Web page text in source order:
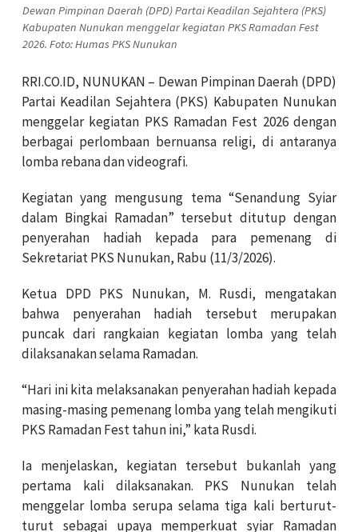
Dewan Pimpinan Daerah (DPD) Partai Keadilan Sejahtera (PKS)
Kabupaten Nunukan menggelar kegiatan PKS Ramadan Fest
2026. Foto: Humas PKS Nunukan
RRI.CO.ID, NUNUKAN – Dewan Pimpinan Daerah (DPD)
Partai Keadilan Sejahtera (PKS) Kabupaten Nunukan
menggelar kegiatan PKS Ramadan Fest 2026 dengan
berbagai perlombaan bernuansa religi, di antaranya
lomba rebana dan videografi.
Kegiatan yang mengusung tema “Senandung Syiar
dalam Bingkai Ramadan” tersebut ditutup dengan
penyerahan hadiah kepada para pemenang di
Sekretariat PKS Nunukan, Rabu (11/3/2026).
Ketua DPD PKS Nunukan, M. Rusdi, mengatakan
bahwa penyerahan hadiah tersebut merupakan
puncak dari rangkaian kegiatan lomba yang telah
dilaksanakan selama Ramadan.
“Hari ini kita melaksanakan penyerahan hadiah kepada
masing-masing pemenang lomba yang telah mengikuti
PKS Ramadan Fest tahun ini,” kata Rusdi.
Ia menjelaskan, kegiatan tersebut bukanlah yang
pertama kali dilaksanakan. PKS Nunukan telah
menggelar lomba serupa selama tiga kali berturut-
turut sebagai upaya memperkuat syiar Ramadan